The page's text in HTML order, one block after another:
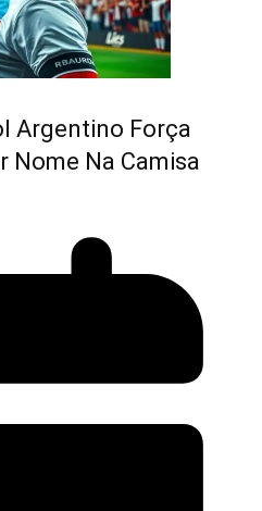
Argentino Força
Nome Na Camisa